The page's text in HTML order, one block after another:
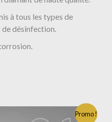
à tous les types de
désinfection.
Promo !